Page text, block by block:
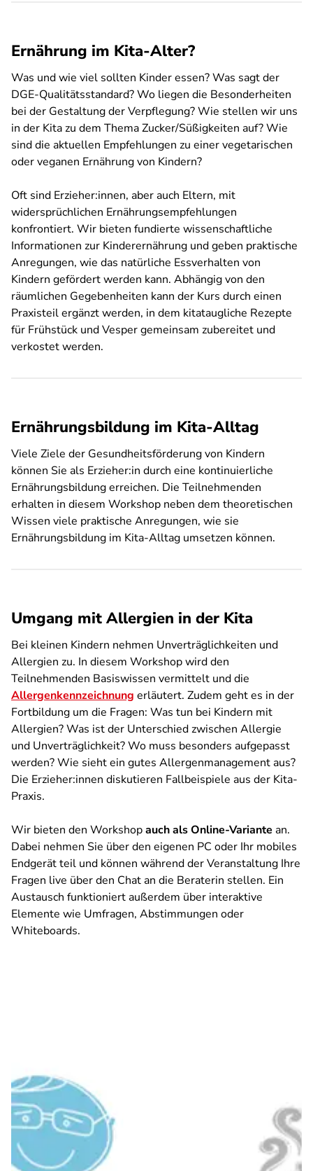
Ernährung im Kita-Alter?
Was und wie viel sollten Kinder essen? Was sagt der
DGE-Qualitätsstandard? Wo liegen die Besonderheiten
bei der Gestaltung der Verpflegung? Wie stellen wir uns
in der Kita zu dem Thema Zucker/Süßigkeiten auf? Wie
sind die aktuellen Empfehlungen zu einer vegetarischen
oder veganen Ernährung von Kindern?
Oft sind Erzieher:innen, aber auch Eltern, mit
widersprüchlichen Ernährungsempfehlungen
konfrontiert. Wir bieten fundierte wissenschaftliche
Informationen zur Kinderernährung und geben praktische
Anregungen, wie das natürliche Essverhalten von
Kindern gefördert werden kann. Abhängig von den
räumlichen Gegebenheiten kann der Kurs durch einen
Praxisteil ergänzt werden, in dem kitataugliche Rezepte
für Frühstück und Vesper gemeinsam zubereitet und
verkostet werden.
Ernährungsbildung im Kita-Alltag
Viele Ziele der Gesundheitsförderung von Kindern
können Sie als Erzieher:in durch eine kontinuierliche
Ernährungsbildung erreichen. Die Teilnehmenden
erhalten in diesem Workshop neben dem theoretischen
Wissen viele praktische Anregungen, wie sie
Ernährungsbildung im Kita-Alltag umsetzen können.
Umgang mit Allergien in der Kita
Bei kleinen Kindern nehmen Unverträglichkeiten und
Allergien zu. In diesem Workshop wird den
Teilnehmenden Basiswissen vermittelt und die
Allergenkennzeichnung erläutert. Zudem geht es in der
Fortbildung um die Fragen: Was tun bei Kindern mit
Allergien? Was ist der Unterschied zwischen Allergie
und Unverträglichkeit? Wo muss besonders aufgepasst
werden? Wie sieht ein gutes Allergenmanagement aus?
Die Erzieher:innen diskutieren Fallbeispiele aus der Kita-
Praxis.
Wir bieten den Workshopauch als Online-Variante an.
Dabei nehmen Sie über den eigenen PC oder Ihr mobiles
Endgerät teil und können während der Veranstaltung Ihre
Fragen live über den Chat an die Beraterin stellen. Ein
Austausch funktioniert außerdem über interaktive
Elemente wie Umfragen, Abstimmungen oder
Whiteboards.